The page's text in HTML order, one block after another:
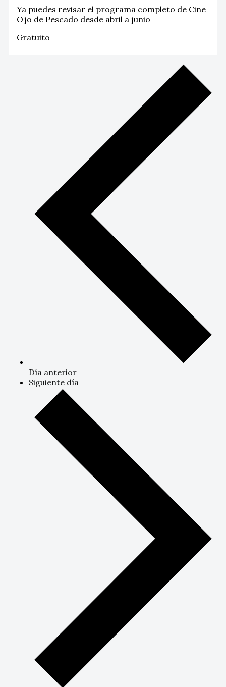
Ya puedes revisar el programa completo de Cine
Ojo de Pescado desde abril a junio
Gratuito
Día anterior
Siguiente día